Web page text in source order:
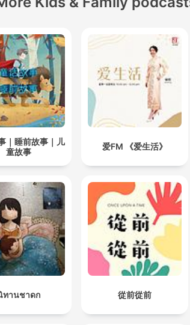
Powered by
｜睡前故事｜儿
童故事
爱FM 《爱生活》
ทานชาดก 從前從前